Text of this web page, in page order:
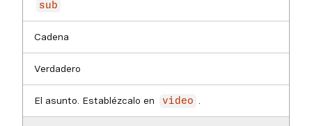
sub
Cadena
Verdadero
El asunto. Establézcalo en video